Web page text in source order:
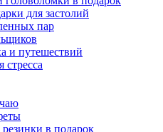
для застолий
пар
и путешествий
стресса
в подарок